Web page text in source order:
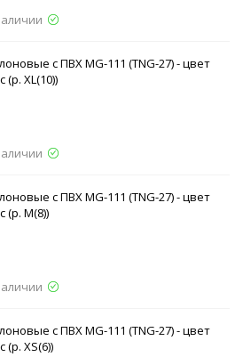
с ПВХ MG-111 (TNG-27) - цвет
(р. XL(10))
с ПВХ MG-111 (TNG-27) - цвет
(р. M(8))
с ПВХ MG-111 (TNG-27) - цвет
(р. XS(6))